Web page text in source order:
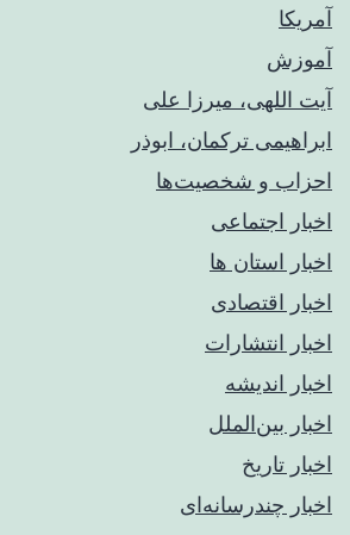
آمریکا
آموزش
آیت اللهی، میرزا علی
ابراهیمی ترکمان، ابوذر
احزاب و شخصیت‌ها
اخبار اجتماعی
اخبار استان ها
اخبار اقتصادی
اخبار انتشارات
اخبار اندیشه
اخبار بین‌الملل
اخبار تاریخ
اخبار چندرسانه‌ای